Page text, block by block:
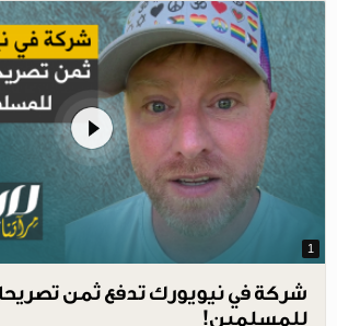
1
شركة في نيويورك تدفع ثمن
للمسلمين!